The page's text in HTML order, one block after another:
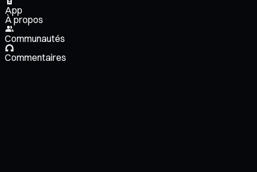
App
À propos
Communautés
Commentaires